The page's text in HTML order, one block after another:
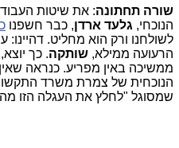
שורה תחתונה: את שיטות
הנוכחי, גלעד ארדן, כבר חשפנו
לשולחנו ורק הוא מחליט.
הרעועה ממילא, שותקה. כך
ממשיכה באין מפריע. כנראה
הנוכחית של צמרת משרד
שמסוגל "לחלץ את העגלה הזו